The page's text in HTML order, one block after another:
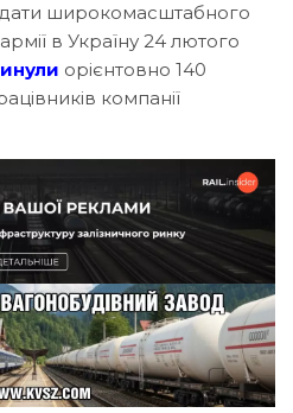
широкомасштабного
в Україну 24 лютого
орієнтовно 140
компанії